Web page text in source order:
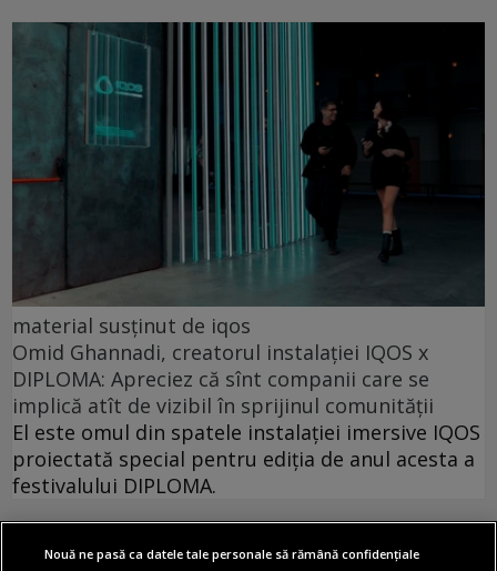
material susținut de iqos
Omid Ghannadi, creatorul instalației IQOS x
DIPLOMA: Apreciez că sînt companii care se
implică atît de vizibil în sprijinul comunității
El este omul din spatele instalației imersive IQOS
proiectată special pentru ediția de anul acesta a
festivalului DIPLOMA.
Parteneri
Nouă ne pasă ca datele tale personale să rămână confidențiale